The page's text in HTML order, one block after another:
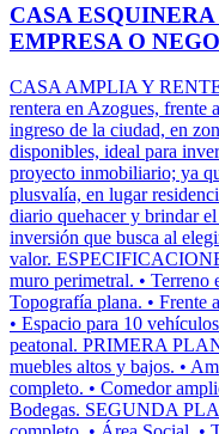
CASA
EMPRESA O
CASA AMPLIA Y
rentera en Azogues, frente
ingreso de la ciudad, en
disponibles, ideal para
proyecto inmobiliario; ya
plusvalía, en lugar
diario quehacer y brindar
inversión que busca al
valor.
muro perimetral. • Terreno
Topografía plana. •
• Espacio para 10
peatonal. PRIMERA
muebles altos y bajos. •
completo. • Comedor
Bodegas. SEGUNDA